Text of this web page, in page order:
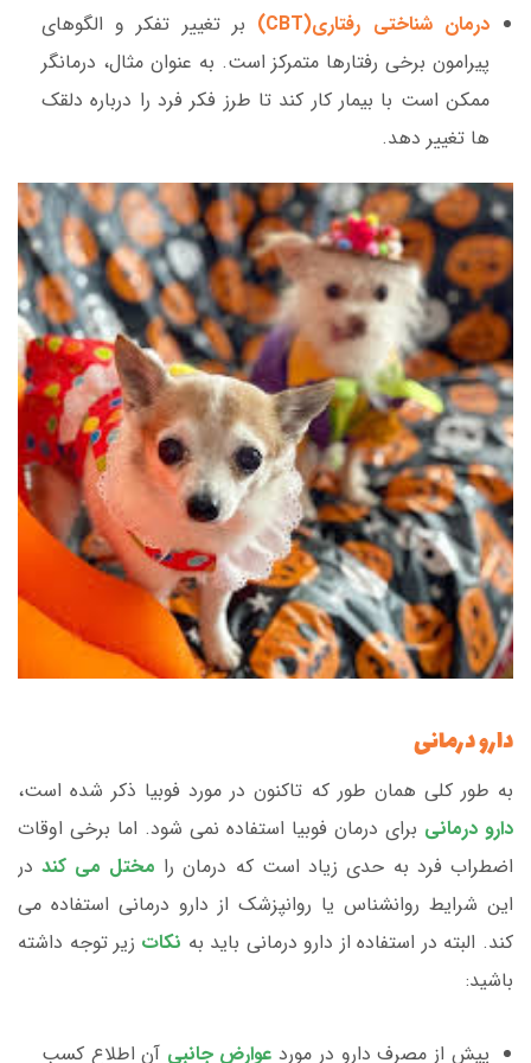
درمان شناختی رفتاری(CBT)
بر تغییر تفکر و الگوهای
پیرامون برخی رفتارها متمرکز است. به عنوان مثال، درمانگر
ممکن است با بیمار کار کند تا طرز فکر فرد را درباره دلقک
ها تغییر دهد.
دارو درمانی
به طور کلی همان طور که تاکنون در مورد فوبیا ذکر شده است،
دارو درمانی برای درمان فوبیا استفاده نمی شود. اما برخی اوقات
اضطراب فرد به حدی زیاد است که درمان را مختل می کند در
این شرایط روانشناس یا روانپزشک از دارو درمانی استفاده می
کند. البته در استفاده از دارو درمانی باید به نکات زیر توجه داشته
باشید:
پیش از مصرف دارو در مورد عوارض جانبی آن اطلاع کسب